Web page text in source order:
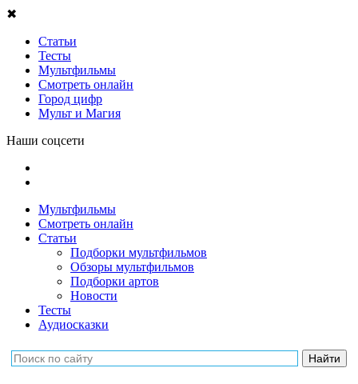
✖
Статьи
Тесты
Мультфильмы
Смотреть онлайн
Город цифр
Мульт и Магия
Наши соцсети
Мультфильмы
Смотреть онлайн
Статьи
Подборки мультфильмов
Обзоры мультфильмов
Подборки артов
Новости
Тесты
Аудиосказки